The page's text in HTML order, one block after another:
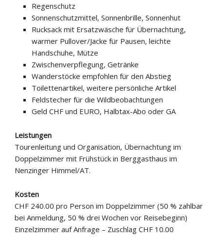
Regenschutz
Sonnenschutzmittel, Sonnenbrille, Sonnenhut
Rucksack mit Ersatzwäsche für Übernachtung,
warmer Pullover/Jacke für Pausen, leichte
Handschuhe, Mütze
Zwischenverpflegung, Getränke
Wanderstöcke empfohlen für den Abstieg
Toilettenartikel, weitere persönliche Artikel
Feldstecher für die Wildbeobachtungen
Geld CHF und EURO, Halbtax-Abo oder GA
Leistungen
Tourenleitung und Organisation, Übernachtung im
Doppelzimmer mit Frühstück in Berggasthaus im
Nenzinger Himmel/AT.
Kosten
CHF 240.00 pro Person im Doppelzimmer (50 % zahlbar
bei Anmeldung, 50 % drei Wochen vor Reisebeginn)
Einzelzimmer auf Anfrage – Zuschlag CHF 10.00